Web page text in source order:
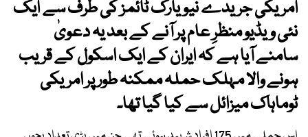
امریکی جریدے نیویارک ٹائمز کی طرف سے ایک
نئی ویڈیو منظرِ عام پر آنے کے بعد یہ دعویٰ
سامنے آیا ہے کہ ایران کے ایک اسکول کے قریب
ہونے والا مہلک حملہ ممکنہ طور پر امریکی
ٹوماہاک میزائل سے کیا گیا تھا۔